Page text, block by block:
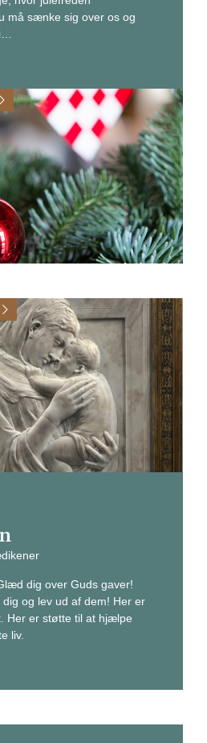
må sænke sig over os og
dig over Guds gaver!
og lev ud af dem! Her er
Her er støtte til at hjælpe
liv.